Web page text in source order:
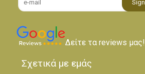
Δείτε τα reviews μας!
Σχετικά με εμάς